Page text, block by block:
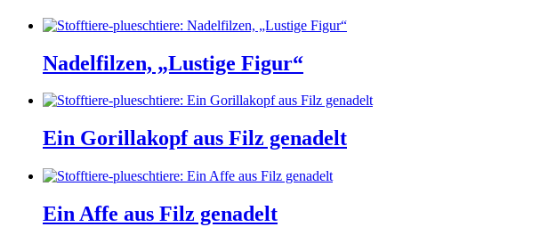
Nadelfilzen, „Lustige Figur“
Ein Gorillakopf aus Filz genadelt
Ein Affe aus Filz genadelt